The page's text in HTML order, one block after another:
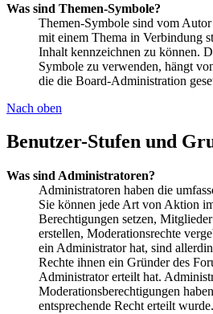
Was sind Themen-Symbole?
Themen-Symbole sind vom
mit einem Thema in Verbindung
Inhalt kennzeichnen zu können.
Symbole zu verwenden, hängt
die die Board-Administration
Nach oben
Benutzer-Stufen und
Was sind Administratoren?
Administratoren haben die
Sie können jede Art von Aktion
Berechtigungen setzen,
erstellen, Moderationsrechte
ein Administrator hat, sind
Rechte ihnen ein Gründer des
Administrator erteilt hat.
Moderationsberechtigungen
entsprechende Recht erteilt wurde.